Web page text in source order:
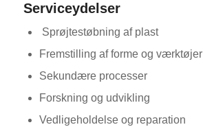
Serviceydelser
Sprøjtestøbning af plast
Fremstilling af forme og værktøjer
Sekundære processer
Forskning og udvikling
Vedligeholdelse og reparation